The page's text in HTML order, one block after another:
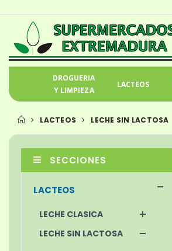
DROGUERIA
Y LIMPIEZA
LACTEOS
LACTEOS LECHE SIN LACTOSA
SECCIONES
LACTEOS
LECHE CLASICA
LECHE SIN LACTOSA